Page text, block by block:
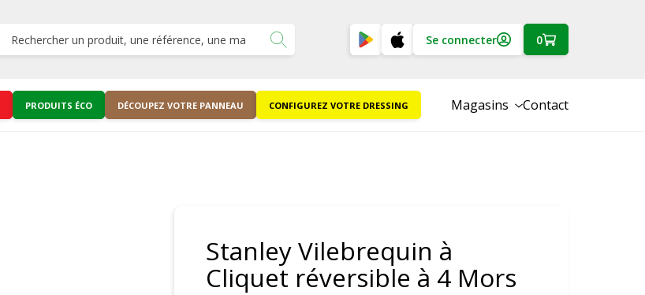
Se connecter 0
PRODUITS ÉCO DÉCOUPEZ VOTRE PANNEAU CONFIGUREZ VOTRE DRESSING Magasins Contact
Stanley Vilebrequin à
Cliquet réversible à 4 Mors